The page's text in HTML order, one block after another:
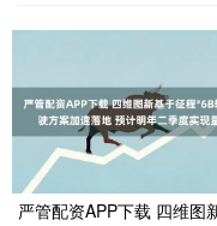
严管配资APP下载 四维图